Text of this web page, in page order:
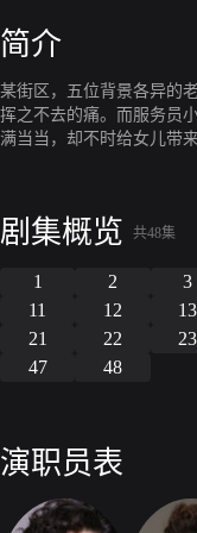
简介
某街区，五位背景各异的
挥之不去的痛。而服务员
满当当，却不时给女儿带
养老，开起一家“老年人
剧集概览 共48集
1 2 3
11
12 13
21
22 23
47
48
演职员表